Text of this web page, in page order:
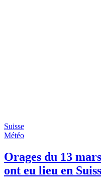
Suisse
Météo
Orages du 13
ont eu lieu en